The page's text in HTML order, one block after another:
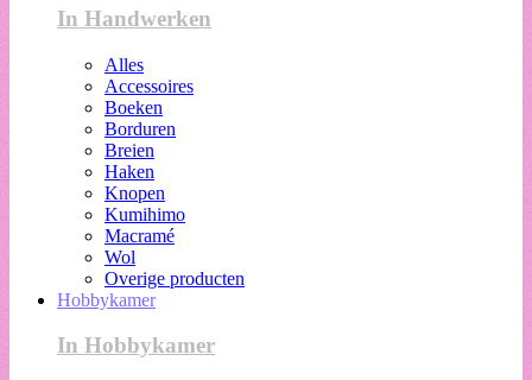
In Handwerken
Alles
Accessoires
Boeken
Borduren
Breien
Haken
Knopen
Kumihimo
Macramé
Wol
Overige producten
Hobbykamer
In Hobbykamer